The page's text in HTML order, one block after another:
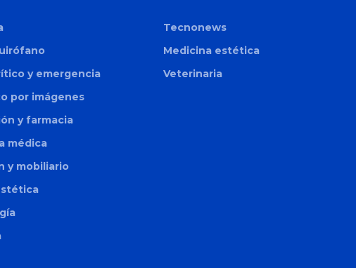
y emergencia
por imágenes
y farmacia
médica
y mobiliario
Tecnonews
Medicina estética
Veterinaria